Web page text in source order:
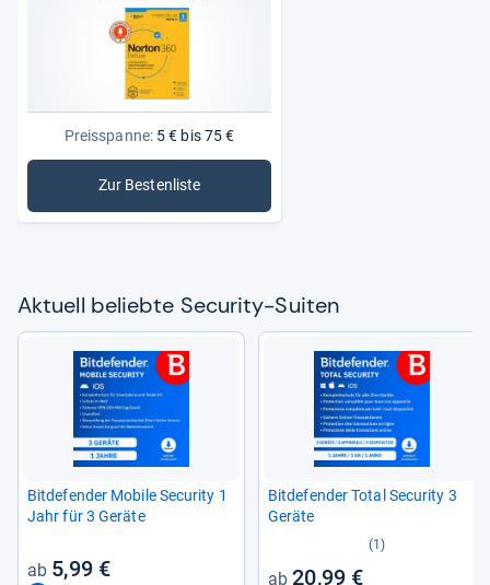
Preisspanne:5 € bis 75 €
Zur Bestenliste: Security-Suiten
Aktu­ell beliebte Secu­rity-​Sui­ten
Bit­de­fen­der Mobile Secu­rity 1
Jahr für 3 Geräte
5,99 €
Bit­de­fen­der Total Secu­rity 3
Geräte
(1)
20,99 €